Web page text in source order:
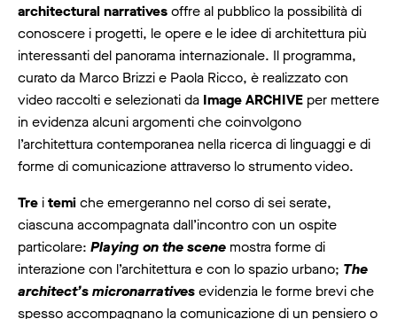
architectural narrativesoffre al pubblico la possibilità di
conoscere i progetti, le opere e le idee di architettura più
interessanti del panorama internazionale. Il programma,
curato da Marco Brizzi e Paola Ricco, è realizzato con
video raccolti e selezionati da Image ARCHIVE per mettere
in evidenza alcuni argomenti che coinvolgono
l’architettura contemporanea nella ricerca di linguaggi e di
forme di comunicazione attraverso lo strumento video.
Tre itemiche emergeranno nel corso di sei serate,
ciascuna accompagnata dall’incontro con un ospite
particolare: Playing on the scene mostra forme di
interazione con l’architettura e con lo spazio urbano; The
architect’s micronarrativesevidenzia le forme brevi che
spesso accompagnano la comunicazione di un pensiero o